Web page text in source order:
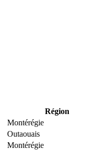
Région
Montérégie
Outaouais
Montérégie